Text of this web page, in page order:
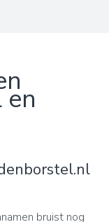
bruist nog